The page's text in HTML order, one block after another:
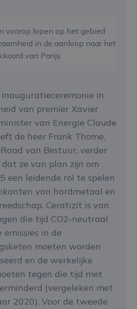
voorop lopen op het gebied
in de aanloop naar het
van Parijs
inauguratieceremonie in
van premier Xavier
van Energie Claude
de heer Frank Thome,
van Bestuur, verder
ze van plan zijn om
een leidende rol te spelen
van hardmetaal en
Ceratizit is van
die tijd CO2-neutraal
emissies in de
moeten worden
en de werkelijke
tegen die tijd met
(vergeleken met
2020). Voor de tweede